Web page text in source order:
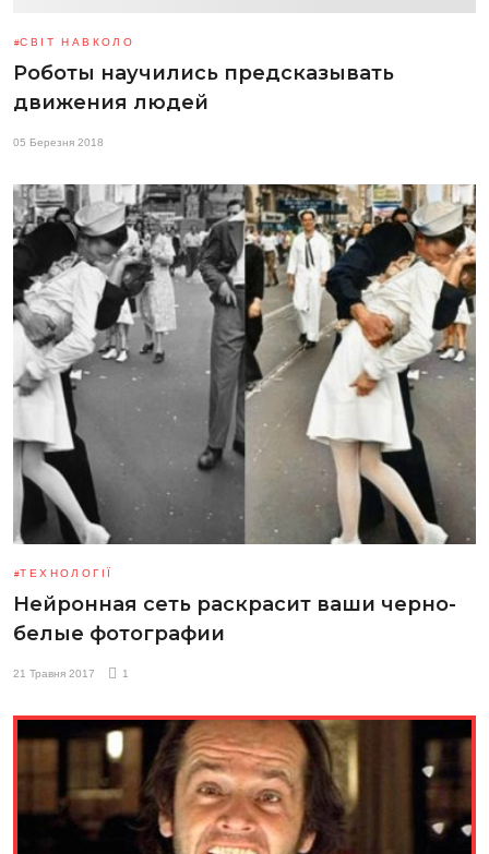
СВІТ НАВКОЛО
Роботы научились предсказывать
движения людей
05 Березня 2018
ТЕХНОЛОГІЇ
Нейронная сеть раскрасит ваши черно-
белые фотографии
21 Травня 2017 1